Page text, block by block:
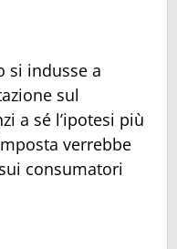
si indusse a
sul
a sé l’ipotesi più
verrebbe
consumatori